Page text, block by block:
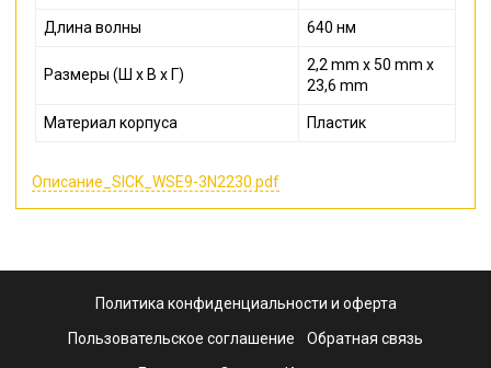
Длина волны 640 нм
Размеры (Ш x В x Г)
2,2 mm x 50 mm x
23,6 mm
Материал корпуса Пластик
Описание_SICK_WSE9-3N2230.pdf
Политика конфиденциальности и оферта
Пользовательское соглашение Обратная связь